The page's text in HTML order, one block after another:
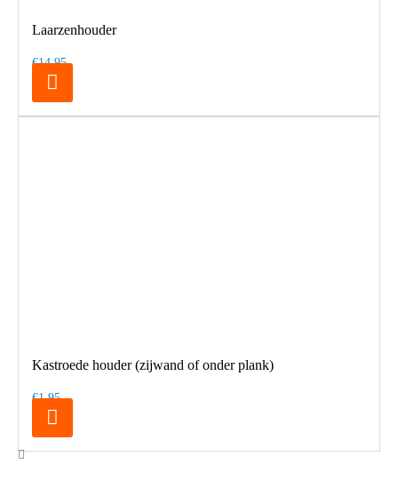
Laarzenhouder
€14,95
Kastroede houder (zijwand of onder plank)
€1,95